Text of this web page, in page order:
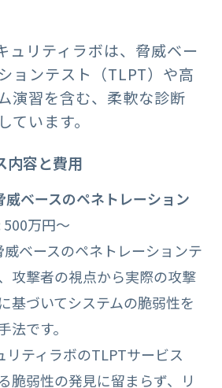
ュリティラボは、脅威ベー
ョンテスト（TLPT）や高
演習を含む、柔軟な診断
ています。
内容と費用
ベースのペネトレーション
500万円～
ベースのペネトレーションテ
攻撃者の視点から実際の攻撃
基づいてシステムの脆弱性を
法です。
リティラボのTLPTサービス
脆弱性の発見に留まらず、リ